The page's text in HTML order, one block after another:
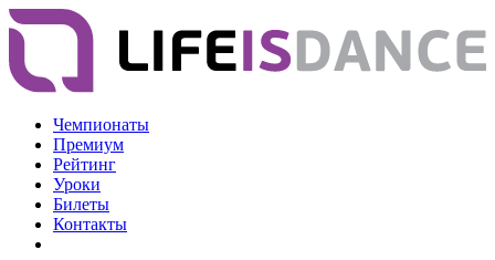
Чемпионаты
Премиум
Рейтинг
Уроки
Билеты
Контакты